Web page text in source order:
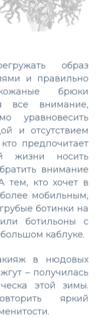
образ
и правильно
брюки
все внимание,
уравновесить
и отсутствием
предпочитает
жизни носить
внимание
тем, кто хочет в
мобильным,
ботинки на
ботильоны с
каблуке.
в нюдовых
– получилась
этой зимы.
яркий